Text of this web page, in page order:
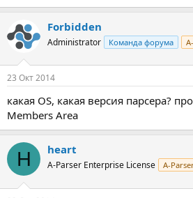
Forbidden
Administrator Команда форума
23 Окт 2014
какая OS, какая версия парсера?
Members Area
H heart
A-Parser Enterprise License A-